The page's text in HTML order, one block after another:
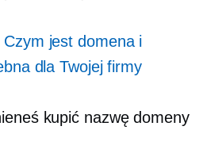
Czym jest domena i
dla Twojej firmy
kupić nazwę domeny